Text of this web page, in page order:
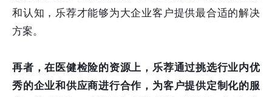
和认知，乐荐才能够为大企业客户提供最合适的解决
方案。
再者，在医健检险的资源上，乐荐通过挑选行业内优
秀的企业和供应商进行合作，为客户提供定制化的服